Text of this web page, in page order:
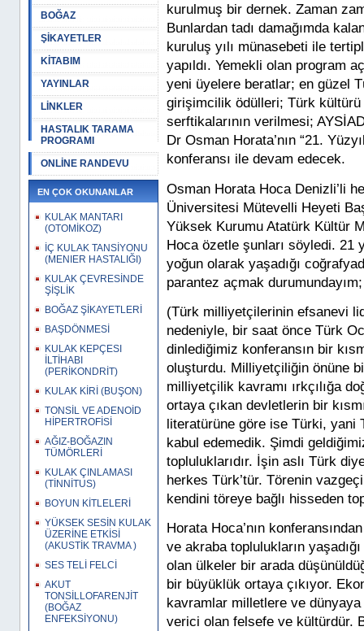
BOĞAZ
ŞİKAYETLER
KİTABIM
YAYINLAR
LİNKLER
HASTALIK TARAMA
PROGRAMI
ONLİNE RANDEVU
EN ÇOK OKUNANLAR
KULAK MANTARI
(OTOMİKOZ)
İÇ KULAK TANSİYONU
(MENIER HASTALIĞI)
KULAK ÇEVRESİNDE
ŞİŞLİK
BOĞAZ ŞİKAYETLERİ
BAŞDÖNMESİ
KULAK KEPÇESI
İLTİHABI
(PERİKONDRİT)
KULAK KİRİ (BUŞON)
TONSİL VE ADENOİD
HİPERTROFİSİ
AĞIZ-BOĞAZIN
TÜMÖRLERİ
KULAK ÇINLAMASI
(TİNNİTUS)
BOYUN KİTLELERİ
YÜKSEK SESİN KULAK
ÜZERİNE ETKİSİ
(AKUSTİK TRAVMA )
SES TELİ FELCİ
AKUT
TONSİLLOFARENJİT
(BOĞAZ
ENFEKSİYONU)
kurulmuş bir dernek. Zaman
Bunlardan tadı damağımda
kuruluş yılı münasebeti ile
yapıldı. Yemekli olan program
yeni üyelere beratlar; en güzel
girişimcilik ödülleri; Türk
serftikalarının verilmesi;
Dr Osman Horata’nın “21.
konferansı ile devam edecek.
Osman Horata Hoca Denizli’li
Üniversitesi Mütevelli Heyeti
Yüksek Kurumu Atatürk Kültür
Hoca özetle şunları söyledi. 21
yoğun olarak yaşadığı
parantez açmak durumundayım;
(Türk milliyetçilerinin efsanevi
nedeniyle, bir saat önce Türk
dinlediğimiz konferansın bir
oluşturdu. Milliyetçiliğin önüne
milliyetçilik kavramı ırkçılığa
ortaya çıkan devletlerin bir
literatürüne göre ise Türki, yani
kabul edemedik. Şimdi
topluluklarıdır. İşin aslı Türk
herkes Türk’tür. Törenin
kendini töreye bağlı hisseden
Horata Hoca’nın
ve akraba toplulukların
olan ülkeler bir arada
bir büyüklük ortaya çıkıyor.
kavramlar milletlere ve
verici olan felsefe ve kültürdür.